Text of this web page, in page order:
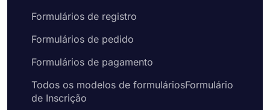
Formulários de registro
Formulários de pedido
Formulários de pagamento
Todos os modelos de formuláriosFormulário
de Inscrição